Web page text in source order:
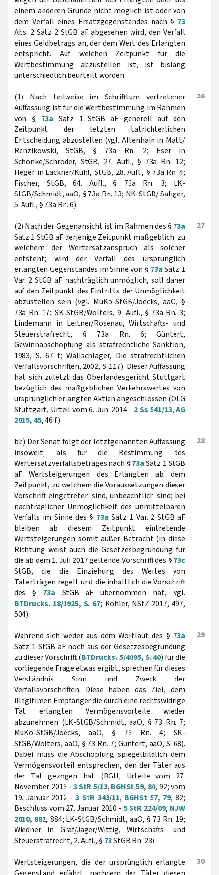
einem anderen Grunde nicht möglich ist oder von
dem Verfall eines Ersatzgegenstandes nach § 73
Abs. 2 Satz 2 StGB aF abgesehen wird, den Verfall
eines Geldbetrags an, der dem Wert des Erlangten
entspricht. Auf welchen Zeitpunkt für die
Wertbestimmung abzustellen ist, ist bislang
unterschiedlich beurteilt worden.
26
(1) Nach teilweise im Schrifttum vertretener
Auffassung ist für die Wertbestimmung im Rahmen
von § 73a Satz 1 StGB aF generell auf den
Zeitpunkt der letzten tatrichterlichen
Entscheidung abzustellen (vgl. Altenhain in Matt/
Renzikowski, StGB, § 73a Rn. 2; Eser in
Schönke/Schröder, StGB, 27. Aufl., § 73a Rn. 12;
Heger in Lackner/Kühl, StGB, 28. Aufl., § 73a Rn. 4;
Fischer, StGB, 64. Aufl., § 73a Rn. 3; LK-
StGB/Schmidt, aaO, § 73a Rn. 13; NK-StGB/ Saliger,
5. Aufl., § 73a Rn. 6).
27
(2) Nach der Gegenansicht ist im Rahmen des § 73a
Satz 1 StGB aF derjenige Zeitpunkt maßgeblich, zu
welchem der Wertersatzanspruch als solcher
entsteht; wird der Verfall des ursprünglich
erlangten Gegenstandes im Sinne von § 73aSatz 1
Var. 2 StGB aF nachträglich unmöglich, soll daher
auf den Zeitpunkt des Eintritts der Unmöglichkeit
abzustellen sein (vgl. MüKo-StGB/Joecks, aaO, §
73a Rn. 17; SK-StGB/Wolters, 9. Aufl., § 73a Rn. 3;
Lindemann in Leitner/Rosenau, Wirtschafts- und
Steuerstrafrecht, § 73a Rn. 6; Güntert,
Gewinnabschöpfung als strafrechtliche Sanktion,
1983, S. 67 f.; Wallschläger, Die strafrechtlichen
Verfallsvorschriften, 2002, S. 117). Dieser Auffassung
hat sich zuletzt das Oberlandesgericht Stuttgart
bezüglich des maßgeblichen Verkehrswertes von
ursprünglich erlangten Aktien angeschlossen (OLG
Stuttgart, Urteil vom 6. Juni 2014 - 2 Ss 541/13,AG
2015, 45, 46 f.).
28
bb) Der Senat folgt der letztgenannten Auffassung
insoweit, als für die Bestimmung des
Wertersatzverfallsbetrages nach § 73aSatz 1 StGB
aF Wertsteigerungen des Erlangten ab dem
Zeitpunkt, zu welchem die Voraussetzungen dieser
Vorschrift eingetreten sind, unbeachtlich sind; bei
nachträglicher Unmöglichkeit des unmittelbaren
Verfalls im Sinne des § 73a Satz 1 Var. 2 StGB aF
bleiben ab diesem Zeitpunkt eintretende
Wertsteigerungen somit außer Betracht (in diese
Richtung weist auch die Gesetzesbegründung für
die ab dem 1. Juli 2017 geltende Vorschrift des § 73c
StGB, die die Einziehung des Wertes von
Taterträgen regelt und die inhaltlich die Vorschrift
des § 73a StGB aF übernommen hat, vgl.
BTDrucks. 18/1925, S. 67; Köhler, NStZ 2017, 497,
504).
29
Während sich weder aus dem Wortlaut des § 73a
Satz 1 StGB aF noch aus der Gesetzesbegründung
zu dieser Vorschrift (BTDrucks. 5/4095, S. 40) für die
vorliegende Frage etwas ergibt, sprechen für dieses
Verständnis Sinn und Zweck der
Verfallsvorschriften. Diese haben das Ziel, dem
illegitimen Empfänger die durch eine rechtswidrige
Tat erlangten Vermögensvorteile wieder
abzunehmen (LK-StGB/Schmidt, aaO, § 73 Rn. 7;
MüKo-StGB/Joecks, aaO, § 73 Rn. 4; SK-
StGB/Wolters, aaO, § 73 Rn. 7; Güntert, aaO, S. 68).
Dabei muss die Abschöpfung spiegelbildlich dem
Vermögensvorteil entsprechen, den der Täter aus
der Tat gezogen hat (BGH, Urteile vom 27.
November 2013 - 3 StR 5/13, BGHSt 59, 80, 92; vom
19. Januar 2012 -3 StR 343/11, BGHSt 57, 79, 82;
Beschluss vom 27. Januar 2010 - 5 StR 224/09, NJW
2010, 882, 884; LK-StGB/Schmidt, aaO, § 73 Rn. 19;
Wiedner in Graf/Jäger/Wittig, Wirtschafts- und
Steuerstrafrecht, 2. Aufl., § 73StGB Rn. 23).
30
Wertsteigerungen, die der ursprünglich erlangte